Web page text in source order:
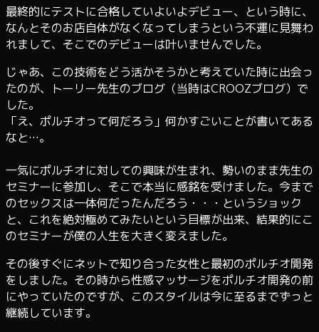
最終的にテストに合格していよいよデビュー、という時に、
なんとそのお店自体がなくなってしまうという不運に見舞わ
れまして、そこでのデビューは叶いませんでした。
じゃあ、この技術をどう活かそうかと考えていた時に出会っ
たのが、トーリー先生のブログ（当時はCROOZブログ）で
した。
「え、ポルチオって何だろう」何かすごいことが書いてある
なと…。
一気にポルチオに対しての興味が生まれ、勢いのまま先生の
セミナーに参加し、そこで本当に感銘を受けました。今まで
のセックスは一体何だったんだろう・・・というショック
と、これを絶対極めてみたいという目標が出来、結果的にこ
のセミナーが僕の人生を大きく変えました。
その後すぐにネットで知り合った女性と最初のポルチオ開発
をしました。その時から性感マッサージをポルチオ開発の前
にやっていたのですが、このスタイルは今に至るまでずっと
継続しています。